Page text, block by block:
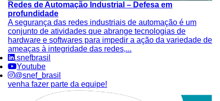
Redes de Automação Industrial – Defesa em
profundidade
A segurança das redes industriais de automação é um
conjunto de atividades que abrange tecnologias de
hardware e softwares para impedir a ação da variedade de
ameaças à integridade das redes,...
.snefbrasil
Youtube
@snef_brasil
venha fazer parte da equipe!